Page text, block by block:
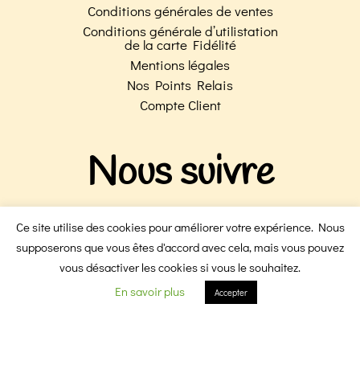
Conditions générales de ventes
Conditions générale d’utilistation
de la carte Fidélité
Mentions légales
Nos Points Relais
Compte Client
Nous suivre
Boulangerie Galzin
Boulangerie Victoire
F I
Ce site utilise des cookies pour améliorer votre expérience. Nous
supposerons que vous êtes d'accord avec cela, mais vous pouvez
vous désactiver les cookies si vous le souhaitez.
En savoir plus
Accepter